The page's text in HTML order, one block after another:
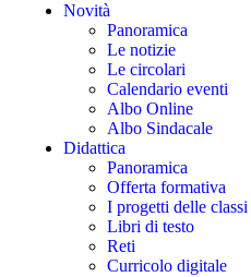
Novità
Panoramica
Le notizie
Le circolari
Calendario eventi
Albo Online
Albo Sindacale
Didattica
Panoramica
Offerta formativa
I progetti delle classi
Libri di testo
Reti
Curricolo digitale